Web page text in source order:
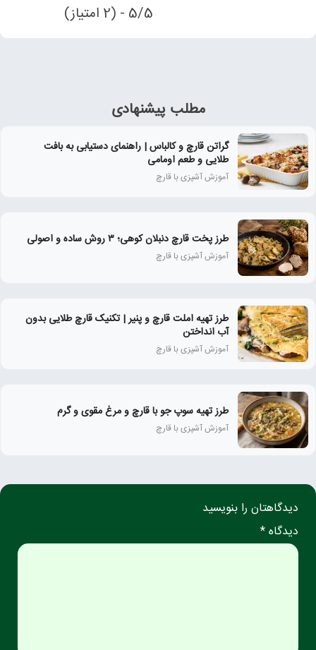
5/5 - (2 امتیاز)
مطلب پیشنهادی
گراتن قارچ و کالباس | راهنمای دستیابی به بافت
طلایی و طعم اومامی
آموزش آشپزی با قارچ
طرز پخت قارچ دنبلان کوهی؛ ۳ روش ساده و اصولی
آموزش آشپزی با قارچ
طرز تهیه املت قارچ و پنیر | تکنیک قارچ طلایی بدون
آب انداختن
آموزش آشپزی با قارچ
طرز تهیه سوپ جو با قارچ و مرغ مقوی و گرم
آموزش آشپزی با قارچ
دیدگاهتان را بنویسید
دیدگاه *